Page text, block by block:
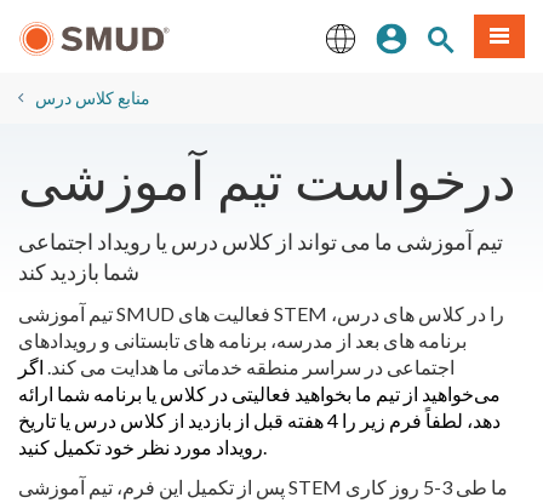
اصلی
ورودسایتمنو
منابع کلاس درس
درخواست تیم آموزشی
تیم آموزشی ما می تواند از کلاس درس یا رویداد اجتماعی
شما بازدید کند
تیم آموزشی SMUD فعالیت های STEM را در کلاس های درس،
برنامه های بعد از مدرسه، برنامه های تابستانی و رویدادهای
اجتماعی در سراسر منطقه خدماتی ما هدایت می کند. اگر
می‌خواهید از تیم ما بخواهید فعالیتی در کلاس یا برنامه شما ارائه
دهد، لطفاً فرم زیر را 4 هفته قبل از بازدید از کلاس درس یا تاریخ
رویداد مورد نظر خود تکمیل کنید.
پس از تکمیل این فرم، تیم آموزشی STEM ما طی 3-5 روز کاری